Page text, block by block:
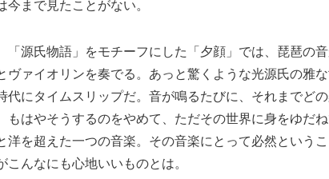
まで見たことがない。
「源氏物語」をモチーフにした「夕顔」では、琵琶の
ヴァイオリンを奏でる。あっと驚くような光源氏の雅
代にタイムスリップだ。音が鳴るたびに、それまでど
もはやそうするのをやめて、ただその世界に身をゆだ
を超えた一つの音楽。その音楽にとって必然というこ
んなにも心地いいものとは。